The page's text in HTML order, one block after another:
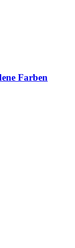
Farben